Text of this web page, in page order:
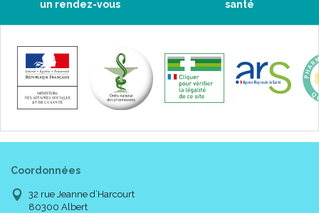
un rendez-vous
santé
Coordonnées
32 rue Jeanne d’Harcourt
80300 Albert